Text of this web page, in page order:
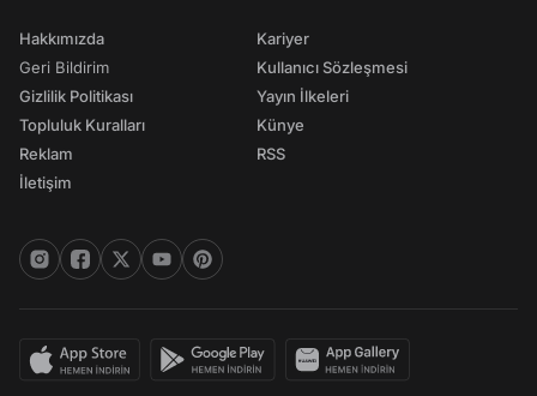
Hakkımızda
Geri Bildirim
Gizlilik Politikası
Topluluk Kuralları
Reklam
İletişim
Kariyer
Kullanıcı Sözleşmesi
Yayın İlkeleri
Künye
RSS